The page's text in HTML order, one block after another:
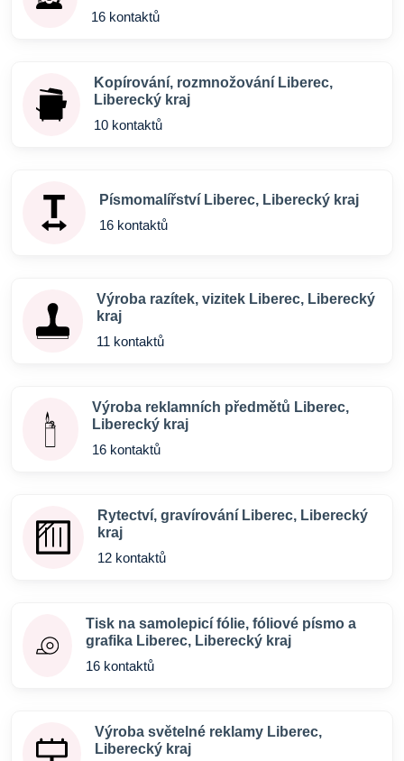
16 kontaktů
Kopírování, rozmnožování Liberec,
Liberecký kraj
10 kontaktů
Písmomalířství Liberec, Liberecký kraj
16 kontaktů
Výroba razítek, vizitek Liberec, Liberecký
kraj
11 kontaktů
Výroba reklamních předmětů Liberec,
Liberecký kraj
16 kontaktů
Rytectví, gravírování Liberec, Liberecký
kraj
12 kontaktů
Tisk na samolepicí fólie, fóliové písmo a
grafika Liberec, Liberecký kraj
16 kontaktů
Výroba světelné reklamy Liberec,
Liberecký kraj